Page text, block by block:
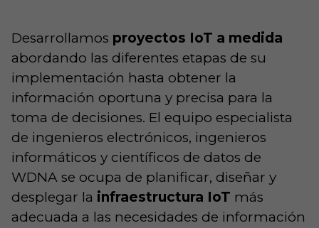
Desarrollamos proyectos IoT a medida
abordando las diferentes etapas de su
implementación hasta obtener la
información oportuna y precisa para la
toma de decisiones. El equipo especialista
de ingenieros electrónicos, ingenieros
informáticos y científicos de datos de
WDNA se ocupa de planificar, diseñar y
desplegar la infraestructura IoT más
adecuada a las necesidades de información